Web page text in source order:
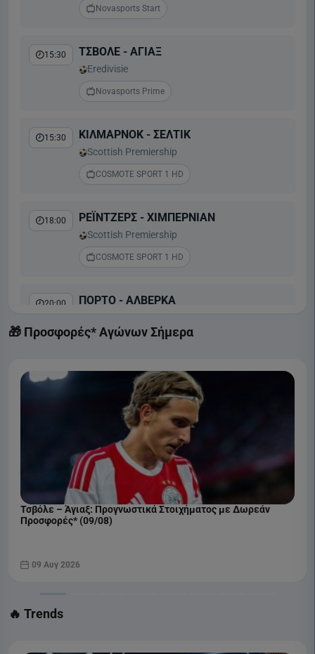
Novasports Start
15:30 ΤΣΒΟΛΕ - ΑΓΙΑΞ
Eredivisie
Novasports Prime
15:30 ΚΙΛΜΑΡΝΟΚ - ΣΕΛΤΙΚ
Scottish Premiership
COSMOTE SPORT 1 HD
18:00 ΡΕΪΝΤΖΕΡΣ - ΧΙΜΠΕΡΝΙΑΝ
Scottish Premiership
COSMOTE SPORT 1 HD
20:00 ΠΟΡΤΟ - ΑΛΒΕΡΚΑ
COSMOTE SPORT 2 HD
ΜΠΕΝΦΙΚΑ - ΑΚΑΝΤΕΜΙΚΑ ΒΙΣΕΟΥ
Liga Portugal
COSMOTE SPORT 1 HD
🎁 Προσφορές* Αγώνων Σήμερα
Τσβόλε – Άγιαξ: Προγνωστικά Στοιχήματος με Δωρεάν
Προσφορές* (09/08)
09 Αυγ 2026
🔥 Trends